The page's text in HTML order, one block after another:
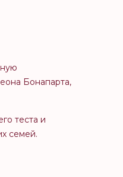
Бонапарта,
теста и
семей.